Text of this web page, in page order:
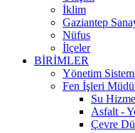
İklim
Gaziantep
Nüfus
İlçeler
BİRİMLER
Yönetim
Fen İşleri
Su
Asfalt -
Çevre